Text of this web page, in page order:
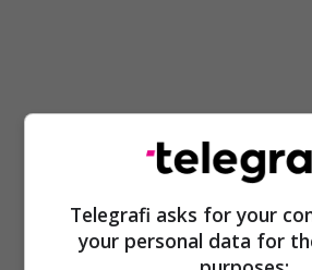
Telegrafi asks for your
your personal data for